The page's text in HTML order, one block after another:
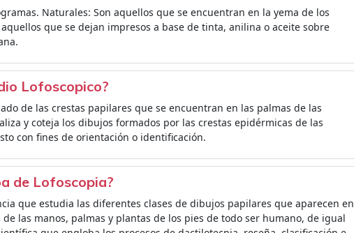
Naturales: Son aquellos que se encuentran en la yema de los
que se dejan impresos a base de tinta, anilina o aceite sobre
Lofoscopico?
de las crestas papilares que se encuentran en las palmas de las
y coteja los dibujos formados por las crestas epidérmicas de las
con fines de orientación o identificación.
de Lofoscopia?
que estudia las diferentes clases de dibujos papilares que aparecen en
de las manos, palmas y plantas de los pies de todo ser humano, de igual